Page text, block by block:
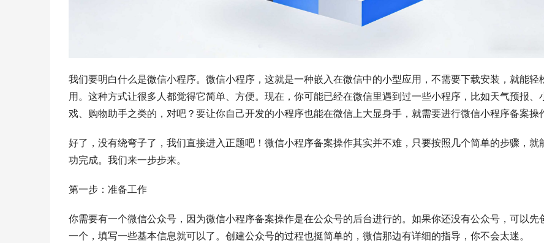
我们要明白什么是微信小程序。微信小程序，这就是一种嵌入在微信中的小型应用，不需要下载安装，就能轻
用。这种方式让很多人都觉得它简单、方便。现在，你可能已经在微信里遇到过一些小程序，比如天气预报、
戏、购物助手之类的，对吧？要让你自己开发的小程序也能在微信上大显身手，就需要进行微信小程序备案操
好了，没有绕弯子了，我们直接进入正题吧！微信小程序备案操作其实并不难，只要按照几个简单的步骤，就
功完成。我们来一步步来。
第一步：准备工作
你需要有一个微信公众号，因为微信小程序备案操作是在公众号的后台进行的。如果你还没有公众号，可以先
一个，填写一些基本信息就可以了。创建公众号的过程也挺简单的，微信那边有详细的指导，你不会太迷。